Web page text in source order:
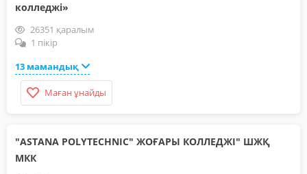
колледжі»
26351 қаралым
1 пікір
13 мамандық
Маған ұнайды
"ASTANA POLYTECHNIC" ЖОҒАРЫ КОЛЛЕДЖІ" ШЖҚ
МКК